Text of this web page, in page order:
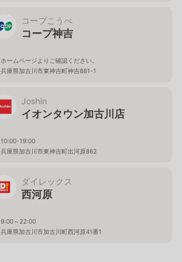
コープこうべ
コープ神吉
ホームページよりご確認ください。
兵庫県加古川市東神吉町神吉881-1
Joshin
イオンタウン加古川店
10:00-19:00
兵庫県加古川市東神吉町出河原862
ダイレックス
西河原
9:00～22:00
兵庫県加古川市加古川町西河原41番1